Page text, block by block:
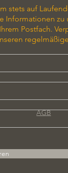
stets auf
Informationen zu
Postfach.
AGB